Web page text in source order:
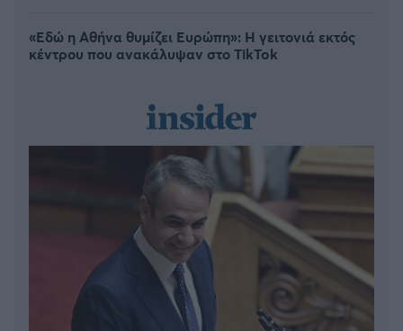
«Εδώ η Αθήνα θυμίζει Ευρώπη»: H γειτονιά εκτός
κέντρου που ανακάλυψαν στο TikTok